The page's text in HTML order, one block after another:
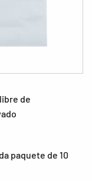
de
paquete de 10